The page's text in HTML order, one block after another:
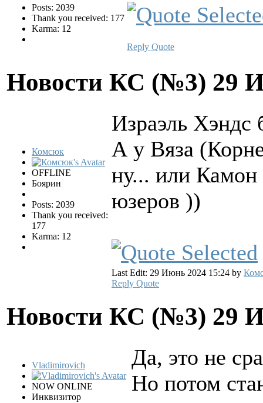
Posts: 2039
Thank you received: 177
Karma: 12
Reply Quote
Новости КС (№3) 29
Комсюк
OFFLINE
Боярин
Posts: 2039
Thank you received:
177
Karma: 12
Израэль
А у Вяза
ну... или Камон
юзеров ))
Last Edit: 29 Июнь 2024 15:24 by
Reply Quote
Новости КС (№3) 29
Vladimirovich
NOW ONLINE
Инквизитор
Да, это не
Но потом